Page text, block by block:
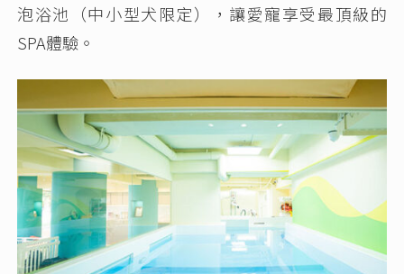
泡浴池（中小型犬限定），讓愛寵享受最頂級的
SPA體驗。